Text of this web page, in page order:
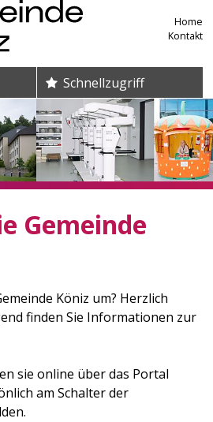
Home
Kontakt
Schnellzugriff
Gemeinde
Köniz um? Herzlich
finden Sie Informationen zur
sie online über das Portal
am Schalter der